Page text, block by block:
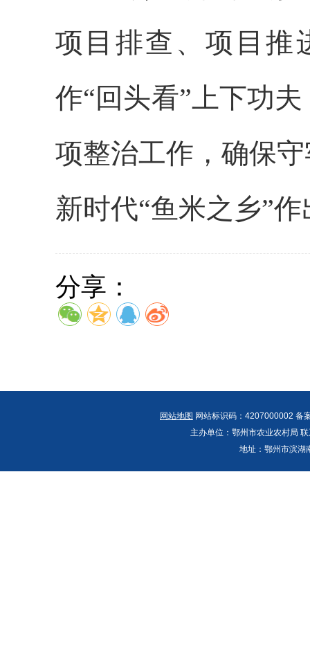
项目排查、项目推
作“回头看”上下功
项整治工作，确保
新时代“鱼米之乡”
分享：
网站地图 网站标识码：4207000002
主办单位：鄂州市农业农村局
地址：鄂州市滨湖